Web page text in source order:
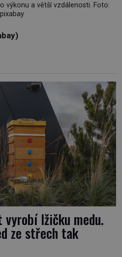
výkonu a větší vzdálenosti. Foto:
pixabay
lžičku medu.
ze střech tak